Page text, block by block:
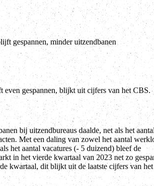
gespannen, minder uitzendbanen
even gespannen, blijkt uit cijfers van het CBS.
bij uitzendbureaus daalde, net als het
Met een daling van zowel het aantal
het aantal vacatures (- 5 duizend) bleef de
in het vierde kwartaal van 2023 net zo
kwartaal, dit blijkt uit de laatste cijfers van